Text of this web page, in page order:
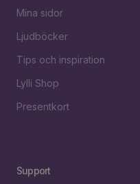
Mina sidor
Ljudböcker
Tips och inspiration
Lylli Shop
Presentkort
Support